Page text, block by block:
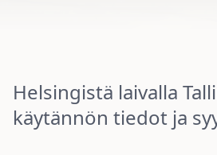
Helsingistä laivalla
käytännön tiedot ja